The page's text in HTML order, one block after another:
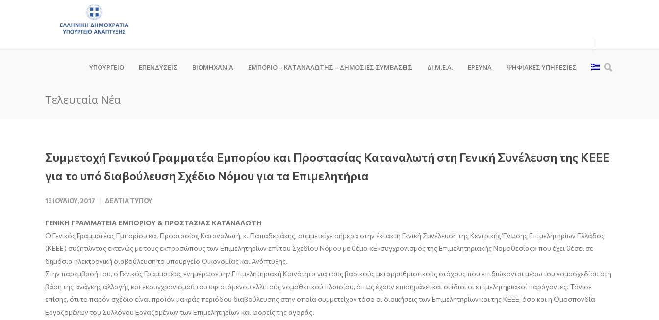
ΥΠΟΥΡΓΕΙΟ ΕΠΕΝΔΥΣΕΙΣ ΒΙΟΜΗΧΑΝΙΑ ΕΜΠΟΡΙΟ – ΚΑΤΑΝΑΛΩΤΗΣ – ΔΗΜΟΣΙΕΣ ΣΥΜΒΑΣΕΙΣ ΔΙ.Μ.Ε.Α. ΕΡΕΥΝΑ ΨΗΦΙΑΚΈΣ ΥΠΗΡΕΣΊΕΣ
Τελευταία Νέα
Συμμετοχή Γενικού Γραμματέα Εμπορίου και Προστασίας Καταναλωτή στη Γενική Συνέλευση της ΚΕΕΕ
για το υπό διαβούλευση Σχέδιο Νόμου για τα Επιμελητήρια
13 ΙΟΥΛΊΟΥ, 2017 ΔΕΛΤΊΑ ΤΎΠΟΥ
ΓΕΝΙΚΗ ΓΡΑΜΜΑΤΕΙΑ ΕΜΠΟΡΙΟΥ & ΠΡΟΣΤΑΣΙΑΣ ΚΑΤΑΝΑΛΩΤΗ
Ο Γενικός Γραμματέας Εμπορίου και Προστασίας Καταναλωτή, κ. Παπαδεράκης, συμμετείχε σήμερα στην έκτακτη Γενική Συνέλευση της Κεντρικής Ένωσης Επιμελητηρίων Ελλάδος
(ΚΕΕΕ) συζητώντας εκτενώς με τους εκπροσώπους των Επιμελητηρίων επί του Σχεδίου Νόμου με θέμα «Εκσυγχρονισμός της Επιμελητηριακής Νομοθεσίας» που έχει θέσει σε
δημόσια ηλεκτρονική διαβούλευση το υπουργείο Οικονομίας και Ανάπτυξης.
Στην παρέμβασή του, ο Γενικός Γραμματέας ενημέρωσε την Επιμελητηριακή Κοινότητα για τους βασικούς μεταρρυθμιστικούς στόχους που επιδιώκονται μέσω του νομοσχεδίου στη
βάση της ανάγκης αλλαγής και εκσυγχρονισμού του υφιστάμενου ελλιπούς νομοθετικού πλαισίου, όπως έχουν επισημάνει και οι ίδιοι οι επιμελητηριακοί παράγοντες. Τόνισε
επίσης, ότι το παρόν σχέδιο είναι προϊόν μακράς περιόδου διαβούλευσης στην οποία συμμετείχαν τόσο οι διοικήσεις των Επιμελητηρίων και της ΚΕΕΕ, όσο και η Ομοσπονδία
Εργαζομένων του Συλλόγου Εργαζομένων των Επιμελητηρίων και φορείς της αγοράς.